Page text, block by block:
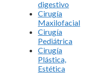
digestivo
Cirugía
Maxilofacial
Cirugía
Pediátrica
Cirugía
Plástica,
Estética